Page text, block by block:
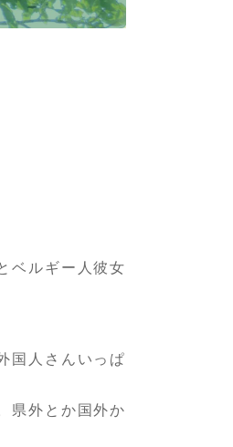
ベルギー人彼女
国人さんいっぱ
県外とか国外か